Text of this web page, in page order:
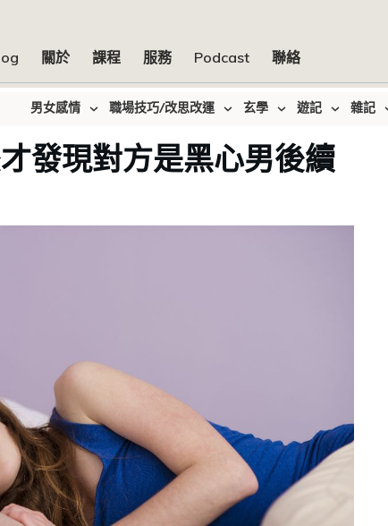
關於 課程 服務 Podcast 聯絡
男女感情 職場技巧/改思改運 玄學 遊記 雜記
發現對方是黑心男後續